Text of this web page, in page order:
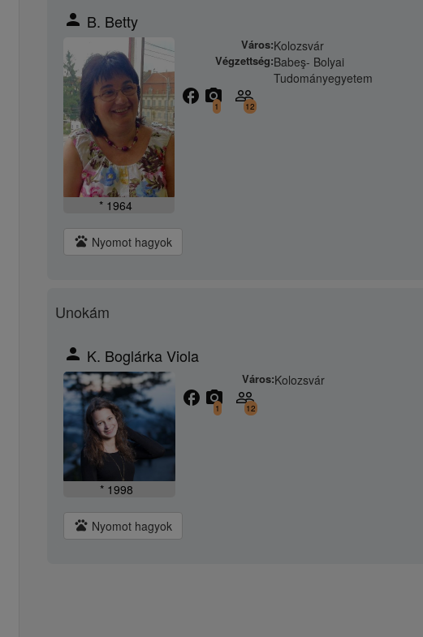
person B. Betty
* 1964
Város:Kolozsvár
Végzettség:Babeş- Bolyai
Tudományegyetem
facebook camera_alt
1
people_outline
12
pets Nyomot hagyok
Unokám
person K. Boglárka Viola
* 1998
Város:Kolozsvár
facebook camera_alt
1
people_outline
12
pets Nyomot hagyok